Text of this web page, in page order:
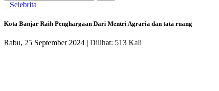
Selebrita
Kota Banjar Raih Penghargaan Dari Mentri Agraria dan tata ruang
Rabu, 25 September 2024 | Dilihat: 513 Kali